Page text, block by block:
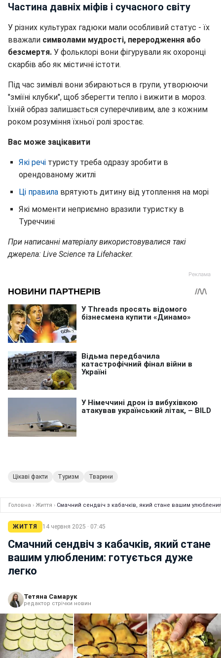
Частина давніх міфів і сучасного світу
У різних культурах гадюки мали особливий статус - їх
вважали символами мудрості, переродження або
безсмертя. У фольклорі вони фігурували як охоронці
скарбів або як містичні істоти.
Під час зимівлі вони збираються в групи, утворюючи
"зміїні клубки", щоб зберегти тепло і вижити в мороз.
Їхній образ залишається суперечливим, але з кожним
роком розуміння їхньої ролі зростає.
Вас може зацікавити
Які речі туристу треба одразу зробити в
орендованому житлі
Ці правила врятують дитину від утоплення на морі
Які моменти неприємно вразили туристку в
Туреччині
При написанні матеріалу використовувалися такі
джерела: Live Science та Lifehacker.
Цікаві факти Туризм Тварини
Головна › Життя › Смачний сендвіч з кабачків, який стане вашим
ЖИТТЯ 14 червня 2025 · 07:45
Смачний сендвіч з кабачків, який стане
вашим улюбленим: готується дуже
легко
Тетяна Самарук
редактор стрічки новин